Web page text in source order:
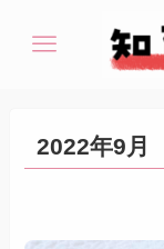
2022年9月